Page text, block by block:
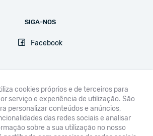
SIGA-NOS
Facebook
CPLP-SE CSEE-ETUCE EI-IE CSI
legais & Política de Privacidade
cookies próprios e de terceiros para
serviço e experiência de utilização. São
personalizar conteúdos e anúncios,
das redes sociais e analisar
sobre a sua utilização no nosso